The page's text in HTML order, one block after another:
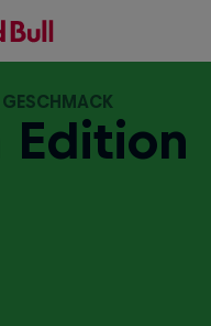
Edition
GESCHMACK